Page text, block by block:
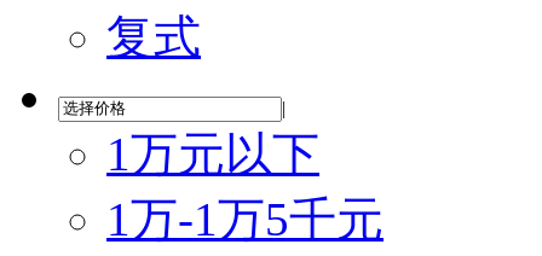
复式
|
1万元以下
1万-1万5千元